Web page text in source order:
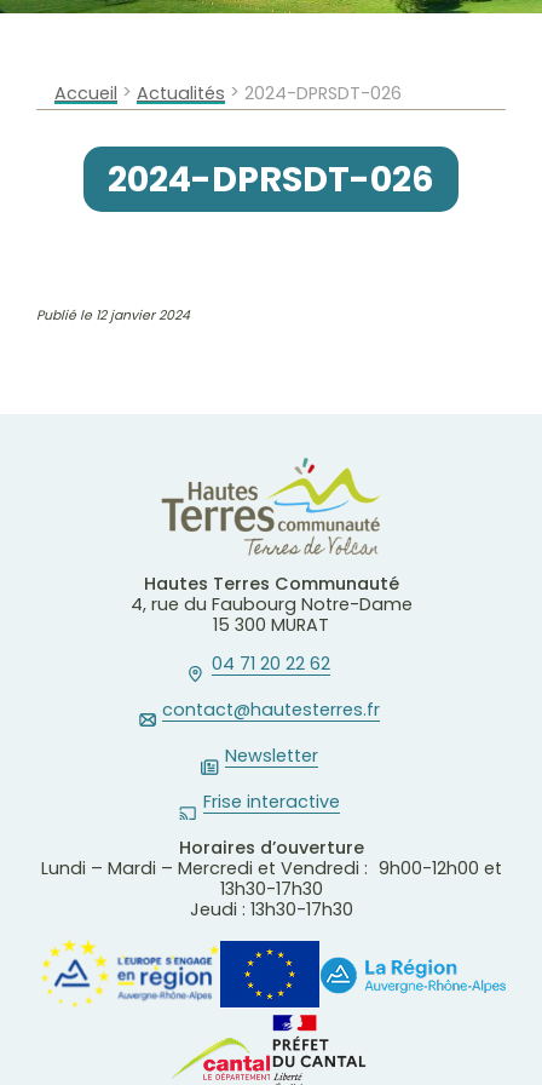
Accueil > Actualités > 2024-DPRSDT-026
2024-DPRSDT-026
Publié le 12 janvier 2024
Hautes Terres Communauté
4, rue du Faubourg Notre-Dame
15 300 MURAT
04 71 20 22 62
contact@hautesterres.fr
Newsletter
Frise interactive
Horaires d’ouverture
Lundi – Mardi – Mercredi et Vendredi : 9h00-12h00 et
13h30-17h30
Jeudi : 13h30-17h30